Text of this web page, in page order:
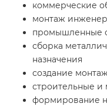
коммерческие
монтаж
промышленные
сборка
назначения
создание
строительные
формирование